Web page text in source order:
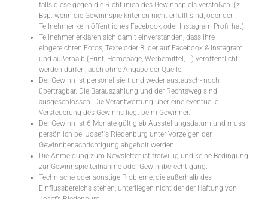
falls diese gegen die Richtlinien des Gewinnspiels verstoßen. (z.
Bsp. wenn die Gewinnspielkriterien nicht erfüllt sind, oder der
Teilnehmer kein öffentliches Facebook oder Instagram Profil hat)
Teilnehmer erklären sich damit einverstanden, dass ihre
eingereichten Fotos, Texte oder Bilder auf Facebook & Instagram
und außerhalb (Print, Homepage, Werbemittel, …) veröffentlicht
werden dürfen, auch ohne Angabe der Quelle.
Der Gewinn ist personalisiert und weder austausch- noch
übertragbar. Die Barauszahlung und der Rechtsweg sind
ausgeschlossen. Die Verantwortung über eine eventuelle
Versteuerung des Gewinns liegt beim Gewinner.
Der Gewinn ist 6 Monate gültig ab Ausstellungsdatum und muss
persönlich bei Josef´s Riedenburg unter Vorzeigen der
Gewinnbenachrichtigung abgeholt werden.
Die Anmeldung zum Newsletter ist freiwillig und keine Bedingung
zur Gewinnspielteilnahme oder Gewinnberechtigung.
Technische oder sonstige Probleme, die außerhalb des
Einflussbereichs stehen, unterliegen nicht der der Haftung von